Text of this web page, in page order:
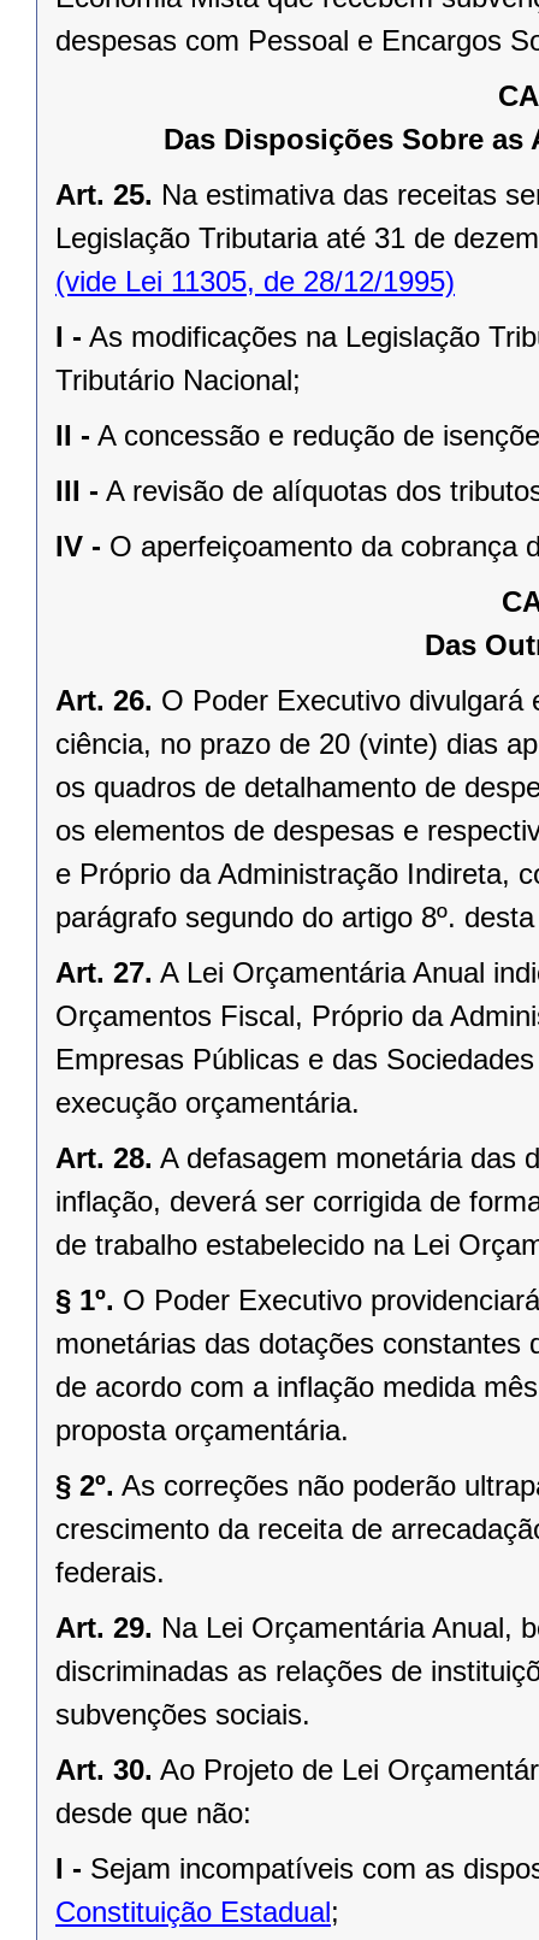
despesas com Pessoal e Encargos
Das Disposições Sobre
Art. 25. Na estimativa das receitas
Legislação Tributaria até 31 de
(vide Lei 11305, de 28/12/1995)
I - As modificações na Legislação
Tributário Nacional;
II - A concessão e redução de
III - A revisão de alíquotas dos
IV - O aperfeiçoamento da cobrança
Das
Art. 26. O Poder Executivo divulgará
ciência, no prazo de 20 (vinte) dias
os quadros de detalhamento de
os elementos de despesas e
e Próprio da Administração Indireta,
parágrafo segundo do artigo 8º.
Art. 27. A Lei Orçamentária Anual
Orçamentos Fiscal, Próprio da
Empresas Públicas e das
execução orçamentária.
Art. 28. A defasagem monetária das
inflação, deverá ser corrigida de
de trabalho estabelecido na Lei
§ 1º. O Poder Executivo
monetárias das dotações constantes
de acordo com a inflação medida
proposta orçamentária.
§ 2º. As correções não poderão
crescimento da receita de
federais.
Art. 29. Na Lei Orçamentária Anual,
discriminadas as relações de
subvenções sociais.
Art. 30. Ao Projeto de Lei
desde que não:
I - Sejam incompatíveis com as
Constituição Estadual;